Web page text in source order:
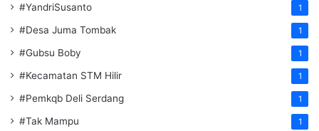
#YandriSusanto 1
#Desa Juma Tombak 1
#Gubsu Boby 1
#Kecamatan STM Hilir 1
#Pemkqb Deli Serdang 1
#Tak Mampu 1